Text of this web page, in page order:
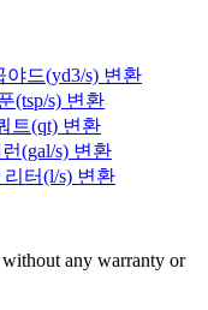
드(yd3/s) 변환
(tsp/s) 변환
트(qt) 변환
(gal/s) 변환
터(l/s) 변환
any warranty or